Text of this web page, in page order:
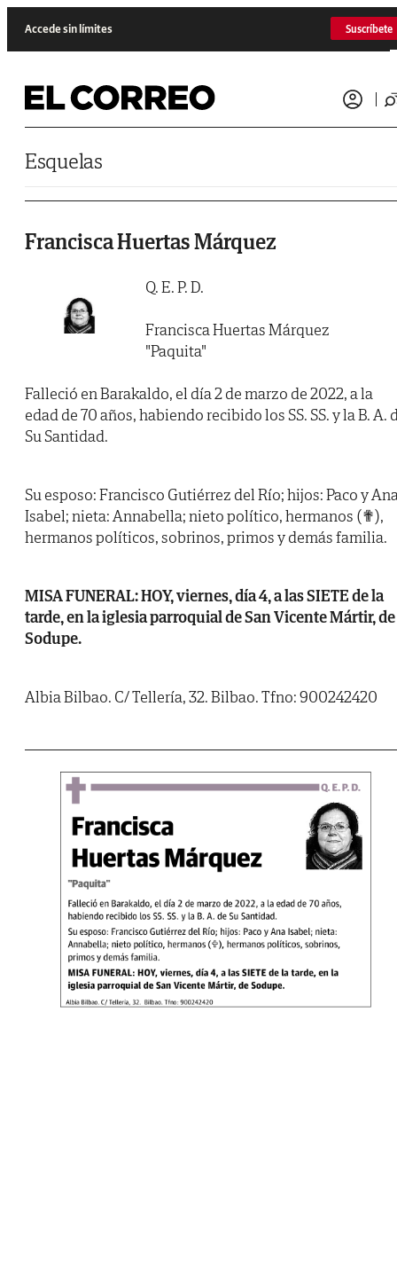
Accede sin límites Suscríbete
Esquelas
Francisca Huertas Márquez
Q. E. P. D.
Francisca Huertas Márquez
"Paquita"
Falleció en Barakaldo, el día 2 de marzo de 2022, a la
edad de 70 años, habiendo recibido los SS. SS. y la B. A.
Su Santidad.
Su esposo: Francisco Gutiérrez del Río; hijos: Paco y
Isabel; nieta: Annabella; nieto político, hermanos (✟),
hermanos políticos, sobrinos, primos y demás familia.
MISA FUNERAL: HOY, viernes, día 4, a las SIETE de la
tarde, en la iglesia parroquial de San Vicente Mártir, de
Sodupe.
Albia Bilbao. C/ Tellería, 32. Bilbao. Tfno: 900242420